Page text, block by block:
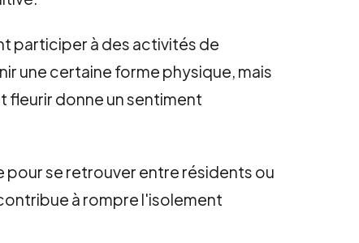
participer à des activités de
une certaine forme physique, mais
fleurir donne un sentiment
pour se retrouver entre résidents ou
à rompre l'isolement